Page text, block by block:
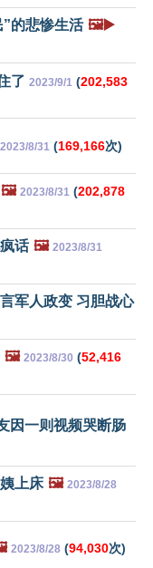
的悲惨生活 🖼️▶️
了 2023/9/1 (202,583
2023/8/31 (169,166次)
🖼️ 2023/8/31 (202,878
话 🖼️ 2023/8/31
军人政变 习胆战心
🖼️ 2023/8/30 (52,416
因一则视频哭断肠
上床 🖼️ 2023/8/28
2023/8/28 (94,030次)